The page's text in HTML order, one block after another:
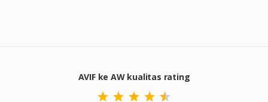
AVIF ke AW kualitas rating